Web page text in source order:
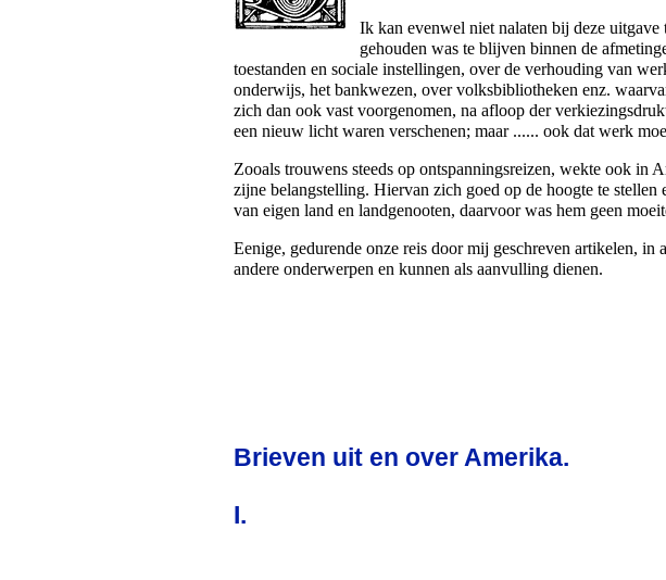
Ik kan evenwel niet nalaten bij deze
gehouden was te blijven binnen de
toestanden en sociale instellingen, over de verhouding van
onderwijs, het bankwezen, over volksbibliotheken enz.
zich dan ook vast voorgenomen, na afloop der
een nieuw licht waren verschenen; maar ...... ook dat werk
Zooals trouwens steeds op ontspanningsreizen, wekte ook
zijne belangstelling. Hiervan zich goed op de hoogte te
van eigen land en landgenooten, daarvoor was hem geen
Eenige, gedurende onze reis door mij geschreven artikelen,
andere onderwerpen en kunnen als aanvulling dienen.
Brieven uit en over Amerika.
I.